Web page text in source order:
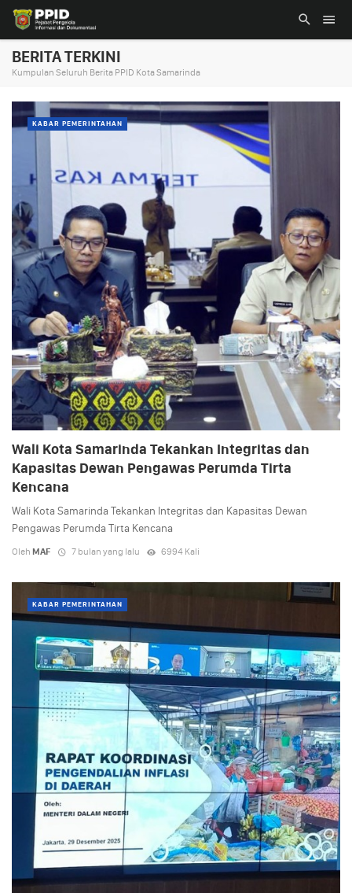
BERITA TERKINI
Kumpulan Seluruh Berita PPID Kota Samarinda
KABAR PEMERINTAHAN
Wali Kota Samarinda Tekankan Integritas dan
Kapasitas Dewan Pengawas Perumda Tirta
Kencana
Wali Kota Samarinda Tekankan Integritas dan Kapasitas Dewan
Pengawas Perumda Tirta Kencana
Oleh MAF 7 bulan yang lalu 6994 Kali
KABAR PEMERINTAHAN